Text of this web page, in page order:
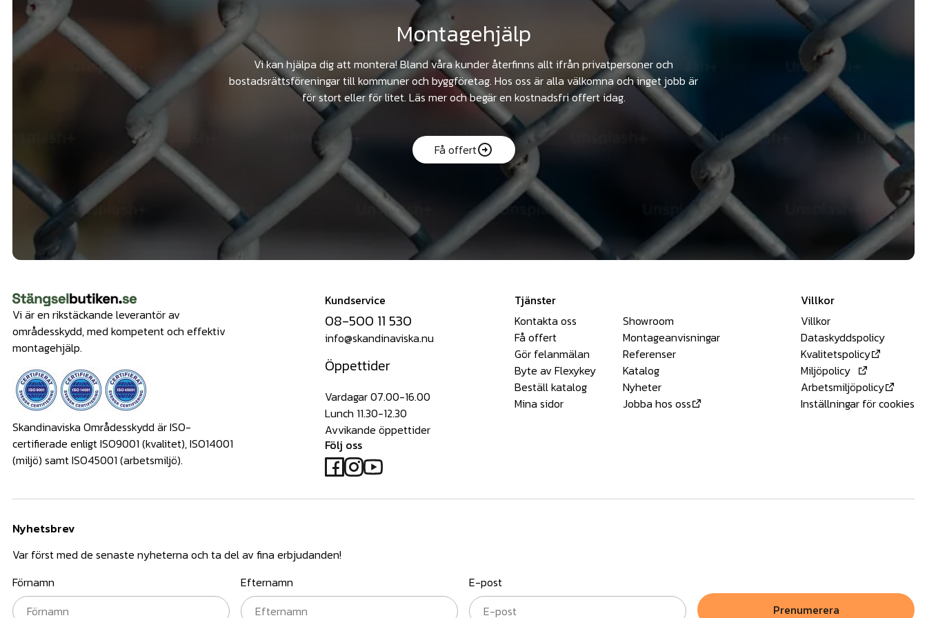
Montagehjälp
Vi kan hjälpa dig att montera! Bland våra kunder återfinns allt ifrån privatpersoner och
bostadsrättsföreningar till kommuner och byggföretag. Hos oss är alla välkomna och inget jobb är
för stort eller för litet. Läs mer och begär en kostnadsfri offert idag.
Få offert
Vi är en rikstäckande leverantör av
områdesskydd, med kompetent och effektiv
montagehjälp.
Skandinaviska Områdesskydd är ISO-
certifierade enligt ISO9001 (kvalitet), ISO14001
(miljö) samt ISO45001 (arbetsmiljö).
Kundservice
08-500 11 530
info@skandinaviska.nu
Öppettider
Vardagar 07.00-16.00
Lunch 11.30-12.30
Avvikande öppettider
Följ oss
Tjänster
Kontakta oss
Få offert
Gör felanmälan
Byte av Flexykey
Beställ katalog
Mina sidor
Showroom
Montageanvisningar
Referenser
Katalog
Nyheter
Jobba hos oss
Villkor
Villkor
Dataskyddspolicy
Kvalitetspolicy
Miljöpolicy
Arbetsmiljöpolicy
Inställningar för cookies
Nyhetsbrev
Var först med de senaste nyheterna och ta del av fina erbjudanden!
Förnamn
Efternamn
E-post
Prenumerera